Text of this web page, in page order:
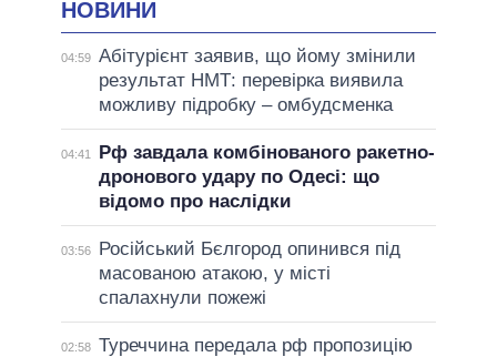
НОВИНИ
04:59 Абітурієнт заявив, що йому змінили
результат НМТ: перевірка виявила
можливу підробку – омбудсменка
04:41
Рф завдала комбінованого ракетно-
дронового удару по Одесі: що
відомо про наслідки
03:56
Російський Бєлгород опинився під
масованою атакою, у місті
спалахнули пожежі
02:58 Туреччина передала рф пропозицію